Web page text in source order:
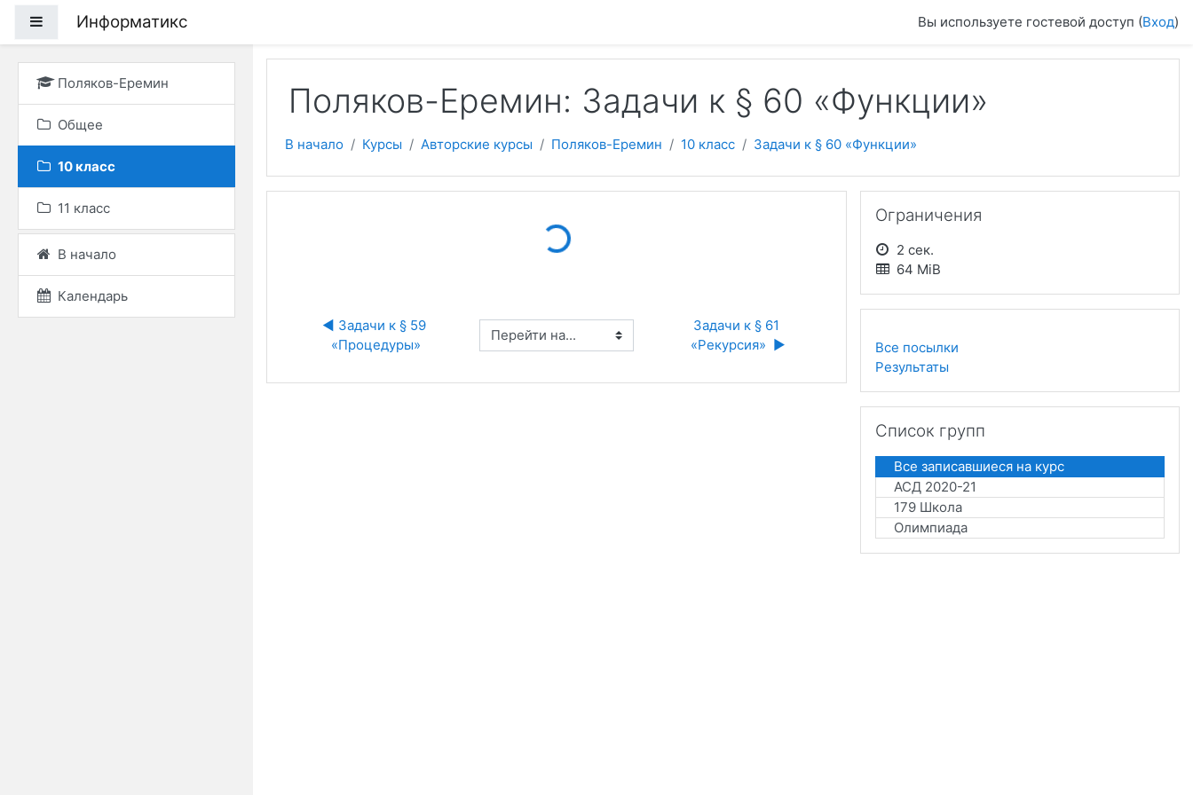
Боковая панель
Информатикс Вы используете гостевой доступ (Вход)
Поляков-Еремин
Общее
10 класс
11 класс
В начало
Календарь
Поляков-Еремин: Задачи к § 60 «Функции»
В начало Курсы Авторские курсы Поляков-Еремин 10 класс Задачи к § 60 «Функции»
Loading...
◀︎ Задачи к § 59
«Процедуры»
Перейти на...
Задачи к § 61
«Рекурсия»  ▶︎
Ограничения
2 сек.
64 MiB
Все посылки
Результаты
Список групп
Все записавшиеся на курс
АСД 2020-21
179 Школа
Олимпиада